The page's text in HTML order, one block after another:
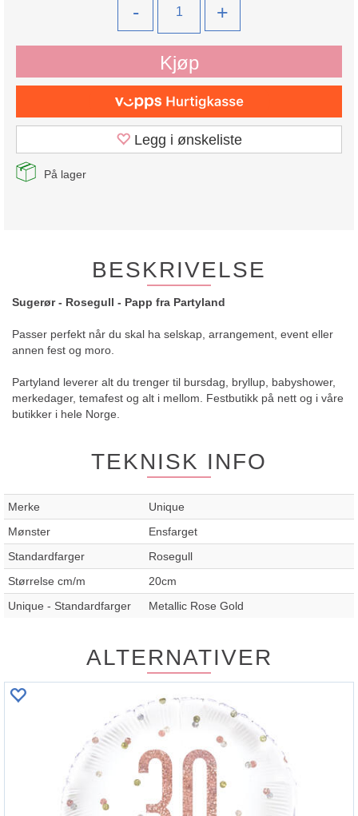
- +
Kjøp
Legg i ønskeliste
På lager
BESKRIVELSE
Sugerør - Rosegull - Papp fra Partyland
Passer perfekt når du skal ha selskap, arrangement, event eller
annen fest og moro.
Partyland leverer alt du trenger til bursdag, bryllup, babyshower,
merkedager, temafest og alt i mellom. Festbutikk på nett og i våre
butikker i hele Norge.
TEKNISK INFO
Merke
Unique
Mønster
Ensfarget
Standardfarger
Rosegull
Størrelse cm/m
20cm
Unique - Standardfarger
Metallic Rose Gold
ALTERNATIVER